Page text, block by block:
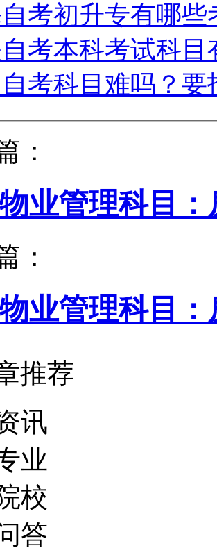
考初升专有哪些
考本科考试科目
考科目难吗？
：
业管理科目
：
业管理科目
推荐
讯
业
校
答